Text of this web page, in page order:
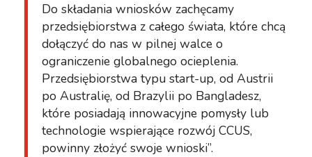
Do składania wniosków zachęcamy
przedsiębiorstwa z całego świata, które chcą
dołączyć do nas w pilnej walce o
ograniczenie globalnego ocieplenia.
Przedsiębiorstwa typu start-up, od Austrii
po Australię, od Brazylii po Bangladesz,
które posiadają innowacyjne pomysły lub
technologie wspierające rozwój CCUS,
powinny złożyć swoje wnioski”.